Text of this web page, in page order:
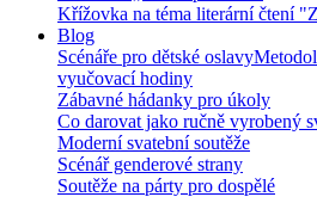
Křížovka na téma literární čtení
Blog
Scénáře pro dětské oslavy
vyučovací hodiny
Zábavné hádanky pro úkoly
Co darovat jako ručně vyrobený
Moderní svatební soutěže
Scénář genderové strany
Soutěže na párty pro dospělé